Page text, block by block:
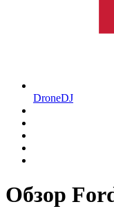
DroneDJ
Обзор